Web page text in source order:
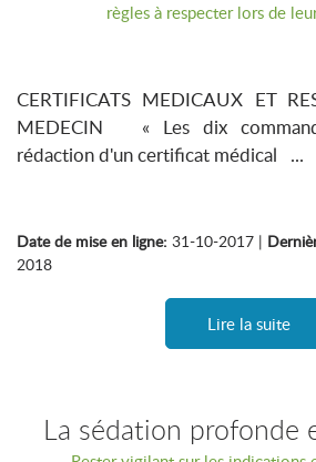
règles à respecter lors de
CERTIFICATS MEDICAUX ET
MEDECIN « Les dix
rédaction d'un certificat médical ...
Date de mise en ligne: 31-10-2017 |
2018
Lire la suite
La sédation profonde